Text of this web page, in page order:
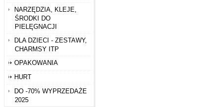
NARZĘDZIA, KLEJE,
ŚRODKI DO
PIELĘGNACJI
DLA DZIECI - ZESTAWY,
CHARMSY ITP
OPAKOWANIA
HURT
DO -70% WYPRZEDAŻE
2025